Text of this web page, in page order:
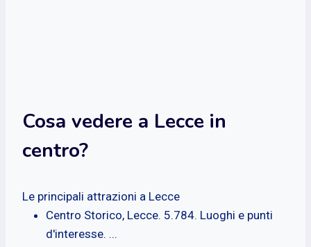
Cosa vedere a Lecce in
centro?
Le principali attrazioni a Lecce
Centro Storico, Lecce. 5.784. Luoghi e punti
d'interesse. ...